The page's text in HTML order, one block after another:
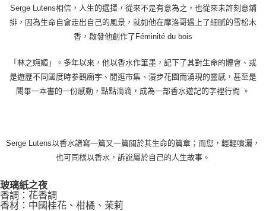
Serge Lutens相信，人生的選擇，從來不是有意為之，也從來未許刻意鋪
排，因為生命自會走出自己的風景，就如他在摩洛哥遇上了細腻的雪松木
香，啟發他創作了Féminité du bois
「林之嫵媚」。多年以來，他以香水作筆墨，記下了其對生命的體會、或
是遊歷不同國度時参觀廟宇、閒逛市集、漫步花園而湧現的靈感，甚至是
閱畢一本書的一份感動，點點滴滴，成為一部香水遊記的字裡行間 。
Serge Lutens以香水譜寫一篇又一篇關於其生命的篇章；而您，輕輕噴灑，
也可同樣以香水，訴說屬於自己的人生故事。
玻璃紙之夜
香調：花香調
香材：中國桂花、柑橘、茉莉